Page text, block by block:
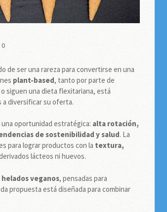
0
de ser una rareza para convertirse en una
plant-based, tanto por parte de
siguen una dieta flexitariana, está
a diversificar su oferta.
oportunidad estratégica: alta rotación,
de sostenibilidad y salud. La
para lograr productos con la textura,
lácteos ni huevos.
veganos, pensadas para
propuesta está diseñada para combinar